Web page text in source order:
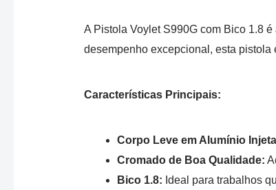
A Pistola Voylet S990G com Bico 1.8
desempenho excepcional, esta
Características Principais:
Corpo Leve em Alumínio
Cromado de Boa Qualidade:
Bico 1.8: Ideal para trabalhos